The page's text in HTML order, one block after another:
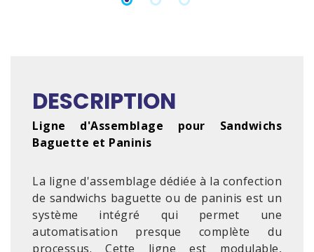
DESCRIPTION
Ligne d'Assemblage pour Sandwichs
Baguette et Paninis
La ligne d'assemblage dédiée à la confection
de sandwichs baguette ou de paninis est un
système intégré qui permet une
automatisation presque complète du
processus. Cette ligne est modulable,